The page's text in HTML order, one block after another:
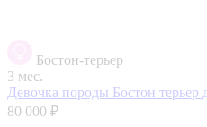
Бостон-терьер
3 мес.
Девочка породы Бостон терьер
80 000 ₽